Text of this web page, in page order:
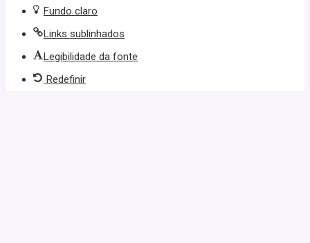
Fundo claro
Links sublinhados
Legibilidade da fonte
Redefinir